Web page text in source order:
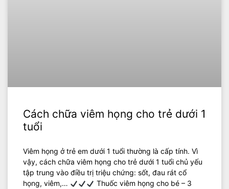
Cách chữa viêm họng cho trẻ dưới 1
tuổi
Viêm họng ở trẻ em dưới 1 tuổi thường là cấp tính. Vì
vậy, cách chữa viêm họng cho trẻ dưới 1 tuổi chủ yếu
tập trung vào điều trị triệu chứng: sốt, đau rát cổ
họng, viêm,…
Thuốc viêm họng cho bé – 3